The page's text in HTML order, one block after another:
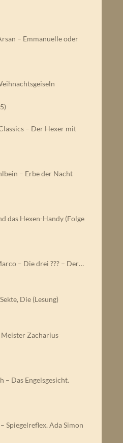
– Emmanuelle oder
– Der Hexer mit
– Erbe der Nacht
das Hexen-Handy (Folge
– Die drei ??? – Der…
Die (Lesung)
Meister Zacharius
– Das Engelsgesicht.
Spiegelreflex. Ada Simon